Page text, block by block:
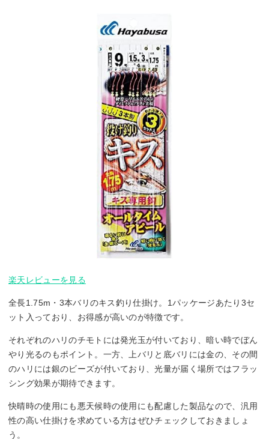
楽天レビューを見る
全長1.75m・3本バリのキス釣り仕掛け。1パッケージあたり3セ
ット入っており、お得感が高いのが特徴です。
それぞれのハリのチモトには発光玉が付いており、暗い時でぼん
やり光るのもポイント。一方、上バリと底バリには金の、その間
のハリには銀のビーズが付いており、光量が届く場所ではフラッ
シング効果が期待できます。
快晴時の使用にも悪天候時の使用にも配慮した製品なので、汎用
性の高い仕掛けを求めている方はぜひチェックしておきましょ
う。